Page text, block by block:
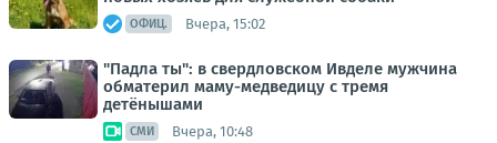
ОФИЦ. Вчера, 15:02
"Падла ты": в свердловском Ивделе мужчина
обматерил маму-медведицу с тремя
детёнышами
СМИ Вчера, 10:48